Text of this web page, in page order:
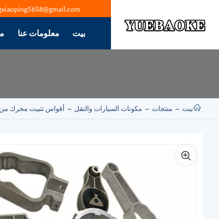
بيت معلومات عنا
بيت منتجات مكونات السيارات والنقل أقواس تثبيت محرك من